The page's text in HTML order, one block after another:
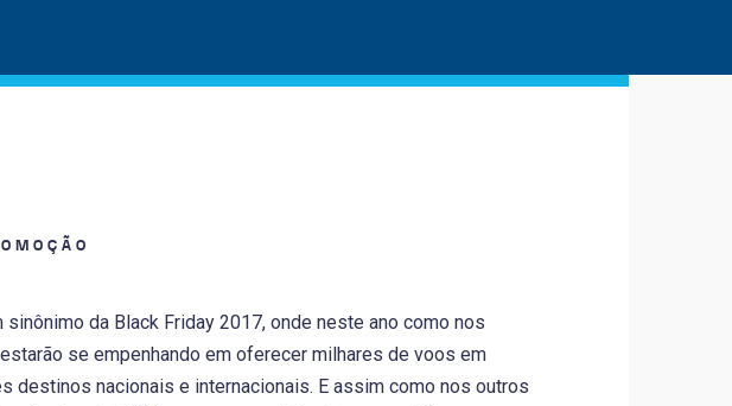
da Black Friday 2017, onde neste ano como nos
se empenhando em oferecer milhares de voos em
destinos nacionais e internacionais. E assim como nos outros